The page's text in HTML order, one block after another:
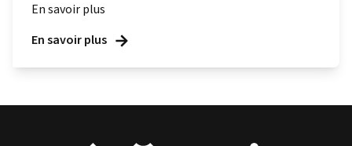
En savoir plus
En savoir plus